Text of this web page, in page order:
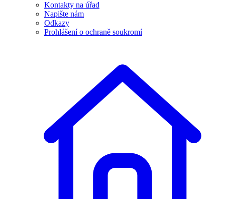
Kontakty na úřad
Napište nám
Odkazy
Prohlášení o ochraně soukromí